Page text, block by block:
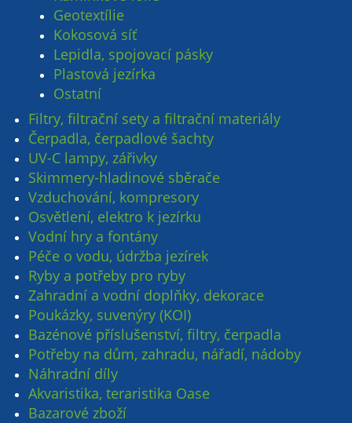
Geotextílie
Kokosová síť
Lepidla, spojovací pásky
Plastová jezírka
Ostatní
Filtry, filtrační sety a filtrační materiály
Čerpadla, čerpadlové šachty
UV-C lampy, zářivky
Skimmery-hladinové sběrače
Vzduchování, kompresory
Osvětlení, elektro k jezírku
Vodní hry a fontány
Péče o vodu, údržba jezírek
Ryby a potřeby pro ryby
Zahradní a vodní doplňky, dekorace
Poukázky, suvenýry (KOI)
Bazénové příslušenství, filtry, čerpadla
Potřeby na dům, zahradu, nářadí, nádoby
Náhradní díly
Akvaristika, teraristika Oase
Bazarové zboží